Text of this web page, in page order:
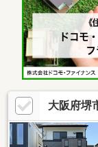
学校まで約600ｍ
-*----*----*----*----
問い合わせ下さい。
大阪府堺